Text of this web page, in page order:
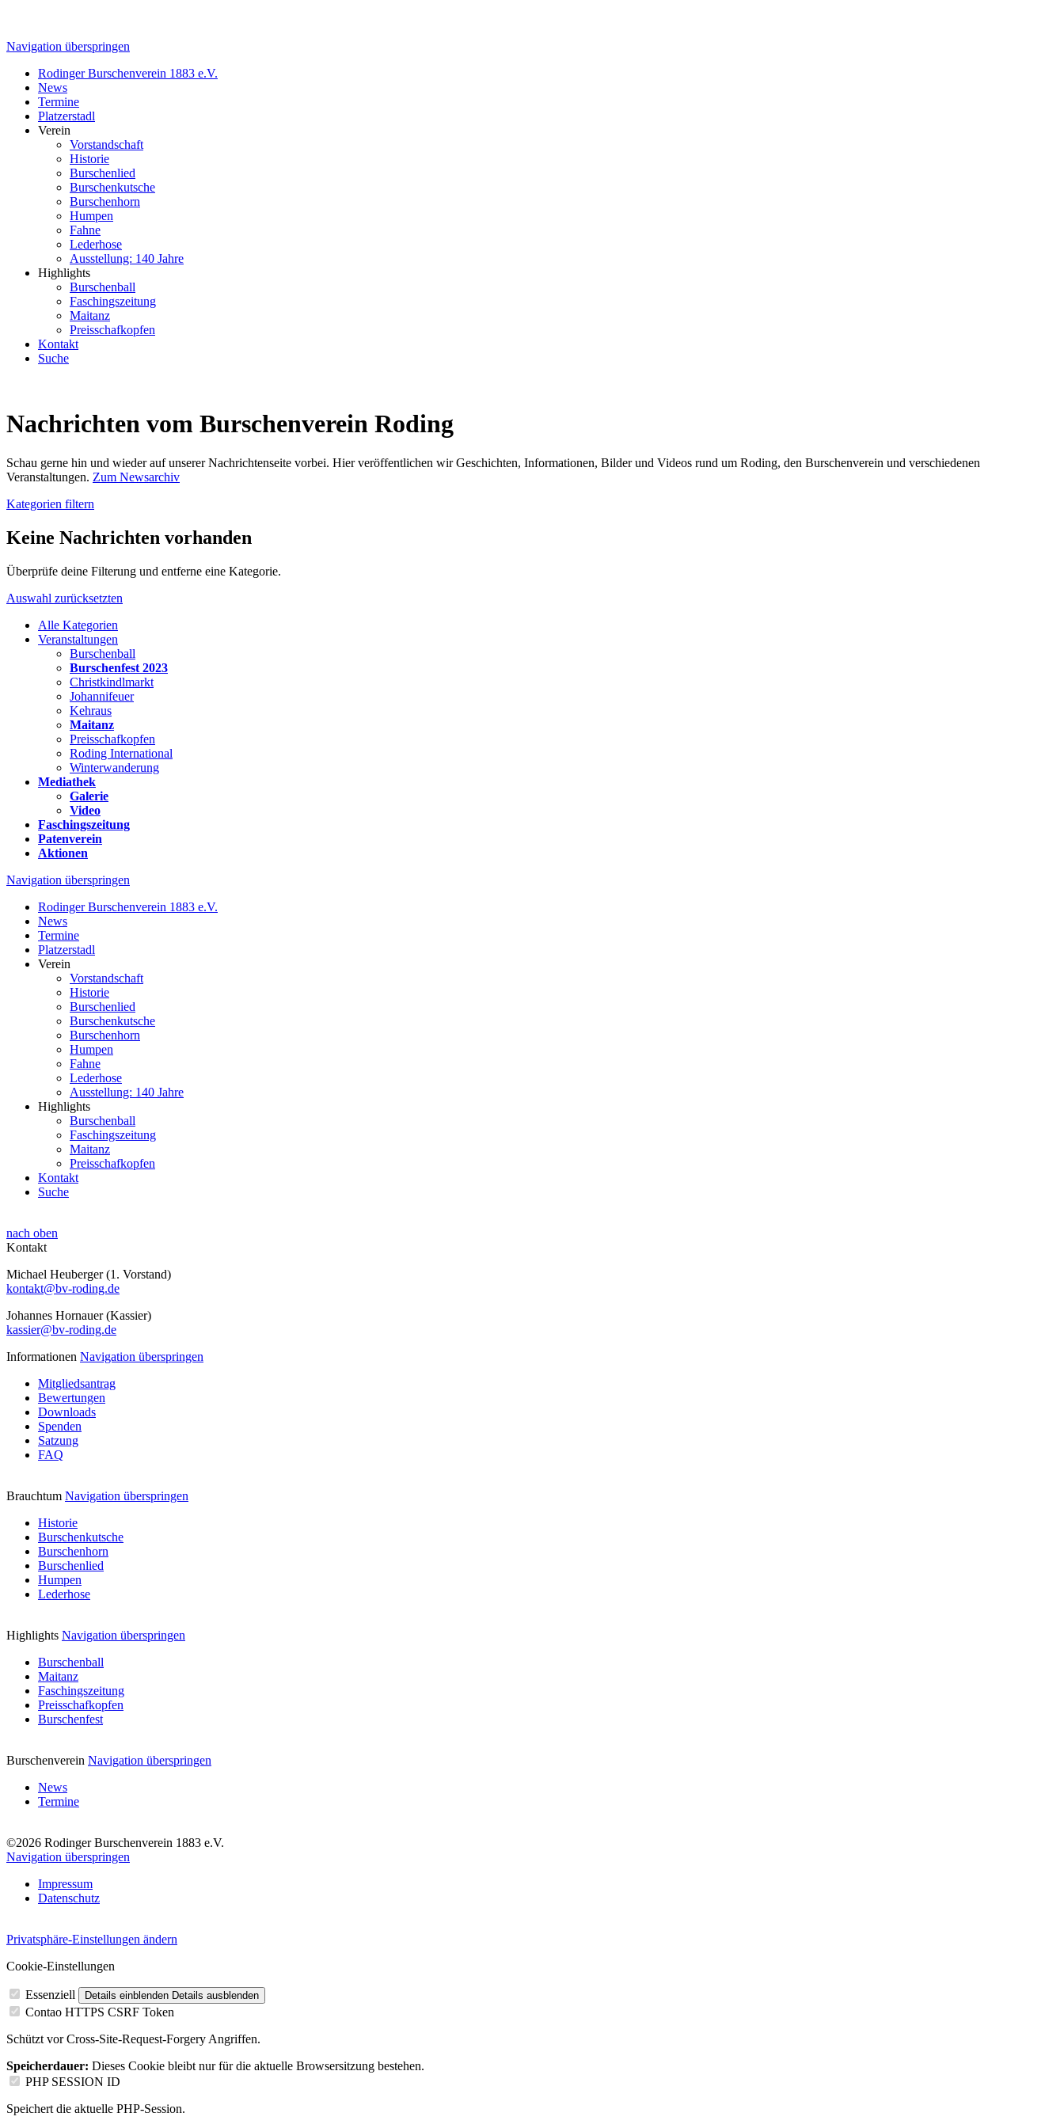
Navigation überspringen
Rodinger Burschenverein 1883 e.V.
News
Termine
Platzerstadl
Verein
Vorstandschaft
Historie
Burschenlied
Burschenkutsche
Burschenhorn
Humpen
Fahne
Lederhose
Ausstellung: 140 Jahre
Highlights
Burschenball
Faschingszeitung
Maitanz
Preisschafkopfen
Kontakt
Suche
Nachrichten vom Burschenverein Roding
Schau gerne hin und wieder auf unserer Nachrichtenseite vorbei. Hier veröffentlichen wir Geschichten, Informationen, Bilder und Videos rund um Roding, den Burschenverein und verschiedenen
Veranstaltungen. Zum Newsarchiv
Kategorien filtern
Keine Nachrichten vorhanden
Überprüfe deine Filterung und entferne eine Kategorie.
Auswahl zurücksetzten
Alle Kategorien
Veranstaltungen
Burschenball
Burschenfest 2023
Christkindlmarkt
Johannifeuer
Kehraus
Maitanz
Preisschafkopfen
Roding International
Winterwanderung
Mediathek
Galerie
Video
Faschingszeitung
Patenverein
Aktionen
Navigation überspringen
Rodinger Burschenverein 1883 e.V.
News
Termine
Platzerstadl
Verein
Vorstandschaft
Historie
Burschenlied
Burschenkutsche
Burschenhorn
Humpen
Fahne
Lederhose
Ausstellung: 140 Jahre
Highlights
Burschenball
Faschingszeitung
Maitanz
Preisschafkopfen
Kontakt
Suche
nach oben
Kontakt
Michael Heuberger (1. Vorstand)
kontakt@bv-roding.de
Johannes Hornauer (Kassier)
kassier@bv-roding.de
Informationen Navigation überspringen
Mitgliedsantrag
Bewertungen
Downloads
Spenden
Satzung
FAQ
Brauchtum Navigation überspringen
Historie
Burschenkutsche
Burschenhorn
Burschenlied
Humpen
Lederhose
Highlights Navigation überspringen
Burschenball
Maitanz
Faschingszeitung
Preisschafkopfen
Burschenfest
Burschenverein Navigation überspringen
News
Termine
©2026 Rodinger Burschenverein 1883 e.V.
Navigation überspringen
Impressum
Datenschutz
Privatsphäre-Einstellungen ändern
Cookie-Einstellungen
Essenziell Details einblenden Details ausblenden
Contao HTTPS CSRF Token
Schützt vor Cross-Site-Request-Forgery Angriffen.
Speicherdauer: Dieses Cookie bleibt nur für die aktuelle Browsersitzung bestehen.
PHP SESSION ID
Speichert die aktuelle PHP-Session.